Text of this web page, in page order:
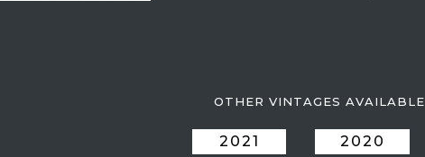
OTHER VINTAGES AVAILABLE
2021 2020